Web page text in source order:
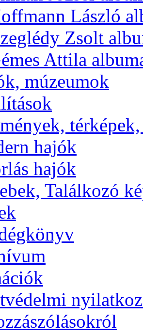
László
Zsolt
Attila
múzeumok
hajók
hajók
Találkozó